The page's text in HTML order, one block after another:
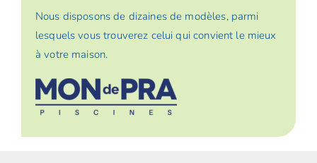
Nous disposons de dizaines de modèles, parmi
lesquels vous trouverez celui qui convient le mieux
à votre maison.